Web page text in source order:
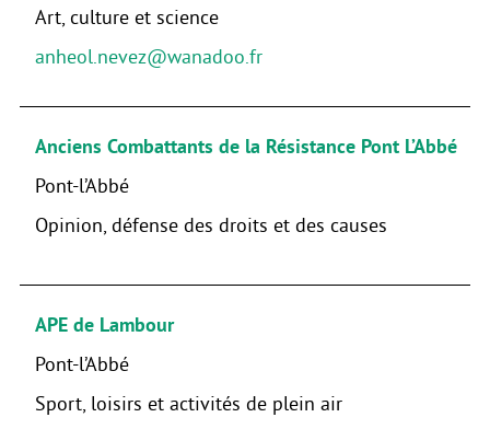
Art, culture et science
anheol.nevez@wanadoo.fr
Anciens Combattants de la Résistance Pont L’Abbé
Pont-l’Abbé
Opinion, défense des droits et des causes
APE de Lambour
Pont-l’Abbé
Sport, loisirs et activités de plein air